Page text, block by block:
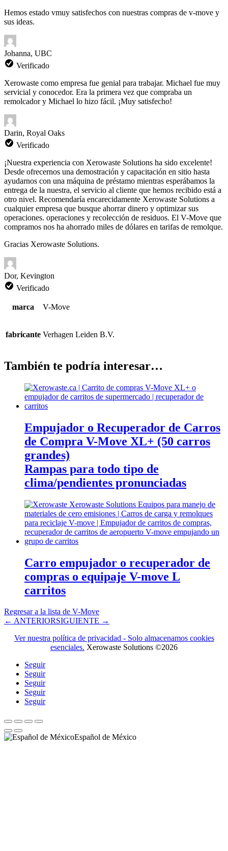
Hemos estado vmuy satisfechos con nuestras compras de v-move y
sus ideas.
Johanna, UBC
Verificado
Xerowaste como empresa fue genial para trabajar. Michael fue muy
servicial y conocedor. Era la primera vez que compraba un
remolcador y Michael lo hizo fácil. ¡Muy satisfecho!
Darin, Royal Oaks
Verificado
¡Nuestra experiencia con Xerowaste Solutions ha sido excelente!
Desde ofrecernos una demostración y capacitación en sitio hasta
ayudarnos con una máquina de préstamo mientras esperábamos la
entrega de la nuestra, el servicio al cliente que hemos recibido está a
otro nivel. Recomendaría encarecidamente Xerowaste Solutions a
cualquier empresa que busque ahorrar dinero y optimizar sus
operaciones. operaciones y recolección de residuos. El V-Move que
compramos nos ha ahorrado miles de dólares en tarifas de remolque.
Gracias Xerowaste Solutions.
Dor, Kevington
Verificado
marca V-Move
fabricante Verhagen Leiden B.V.
También te podría interesar…
Empujador o Recuperador de Carros
de Compra V-Move XL+ (50 carros
grandes)
Rampas para todo tipo de
clima/pendientes pronunciadas
Carro empujador o recuperador de
compras o equipaje V-move L
carritos
Regresar a la lista de V-Move
← ANTERIORSIGUIENTE →
Ver nuestra política de privacidad - Solo almacenamos cookies
esenciales. Xerowaste Solutions ©2026
Seguir
Seguir
Seguir
Seguir
Seguir
Español de México